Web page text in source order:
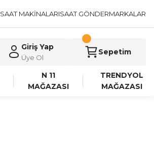
SAAT MAKİNALARISAAT GÖNDERMARKALAR
Giriş Yap
Üye Ol
Sepetim
N 11
MAĞAZASI
TRENDYOL
MAĞAZASI